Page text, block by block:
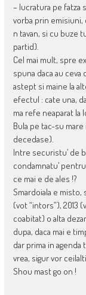
– lucratura pe fatza
vorba prin
n tavan, si cu buze
partid).
Cel mai mult, spre
spuna daca au ceva
astept si maine la
efectul : cate una,
ma refe neaparat la
Bula pe tac-su
decedase).
Intre securistu’ de
condamnatu’
ce mai e de ales !?
Smardoiala e misto,
(vot “intors”), 2013
coabitat) o alta
dupa, daca mai e
dar prima in agenda
vrea, sigur vor
Shou mast go on !